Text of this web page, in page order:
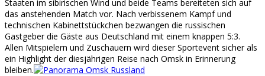
Staaten im sibirischen Wind und beide Teams bereiteten sich auf
das anstehenden Match vor. Nach verbissenem Kampf und
technischen Kabinettstückchen bezwangen die russischen
Gastgeber die Gäste aus Deutschland mit einem knappen 5:3.
Allen Mitspielern und Zuschauern wird dieser Sportevent sicher als
ein Highlight der diesjährigen Reise nach Omsk in Erinnerung
bleiben.